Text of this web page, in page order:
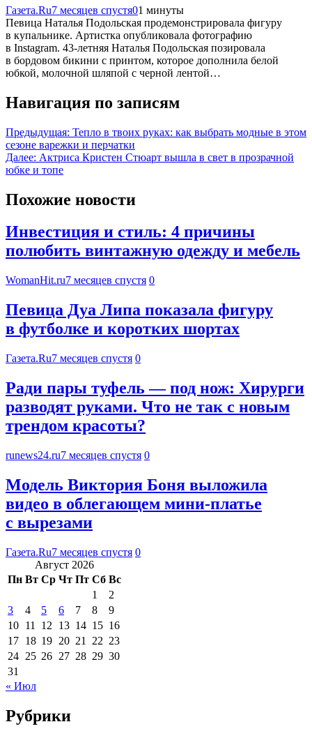
Газета.Ru7 месяцев спустя01 минуты
Певица Наталья Подольская продемонстрировала фигуру
в купальнике. Артистка опубликовала фотографию
в Instagram. 43-летняя Наталья Подольская позировала
в бордовом бикини с принтом, которое дополнила белой
юбкой, молочной шляпой с черной лентой…
Навигация по записям
Предыдущая: Тепло в твоих руках: как выбрать модные в этом
сезоне варежки и перчатки
Далее: Актриса Кристен Стюарт вышла в свет в прозрачной
юбке и топе
Похожие новости
Инвестиция и стиль: 4 причины
полюбить винтажную одежду и мебель
WomanHit.ru7 месяцев спустя 0
Певица Дуа Липа показала фигуру
в футболке и коротких шортах
Газета.Ru7 месяцев спустя 0
Ради пары туфель — под нож: Хирурги
разводят руками. Что не так с новым
трендом красоты?
runews24.ru7 месяцев спустя 0
Модель Виктория Боня выложила
видео в облегающем мини-платье
с вырезами
Газета.Ru7 месяцев спустя 0
Август 2026
Пн Вт Ср Чт Пт Сб Вс
1
2
3
4 5 6 7 8
9
10 11 12 13 14 15 16
17 18 19 20 21 22 23
24 25 26 27 28 29 30
31
« Июл
Рубрики